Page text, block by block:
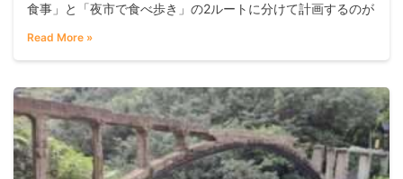
食事」と「夜市で食べ歩き」の2ルートに分けて計画するのが
す。台湾大学周辺の学生街らしい活気があり、少人数グルー
プや友人同士の食事にも向いています。
Read More »